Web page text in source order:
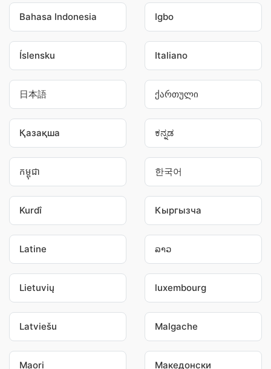
Bahasa Indonesia Igbo
Íslensku Italiano
日本語 ქართული
Қазақша ಕನ್ನಡ
កម្ពុជា 한국어
Kurdî Кыргызча
Latine ລາວ
Lietuvių luxembourg
Latviešu Malgache
Maori Македонски